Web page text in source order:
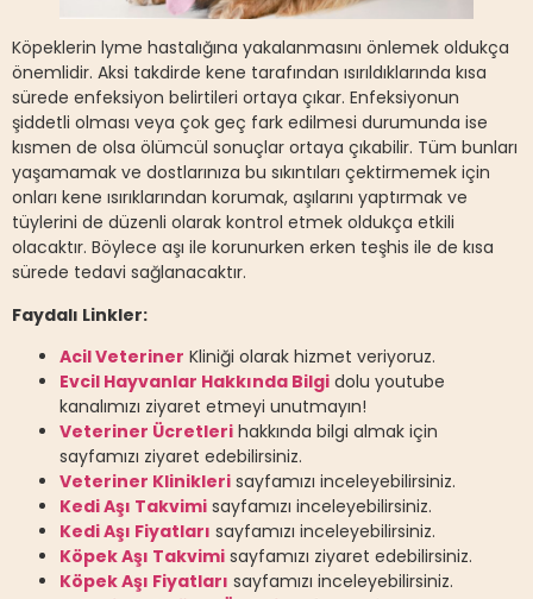
Köpeklerin lyme hastalığına yakalanmasını önlemek oldukça
önemlidir. Aksi takdirde kene tarafından ısırıldıklarında kısa
sürede enfeksiyon belirtileri ortaya çıkar. Enfeksiyonun
şiddetli olması veya çok geç fark edilmesi durumunda ise
kısmen de olsa ölümcül sonuçlar ortaya çıkabilir. Tüm bunları
yaşamamak ve dostlarınıza bu sıkıntıları çektirmemek için
onları kene ısırıklarından korumak, aşılarını yaptırmak ve
tüylerini de düzenli olarak kontrol etmek oldukça etkili
olacaktır. Böylece aşı ile korunurken erken teşhis ile de kısa
sürede tedavi sağlanacaktır.
Faydalı Linkler:
Acil Veteriner Kliniği olarak hizmet veriyoruz.
Evcil Hayvanlar Hakkında Bilgi dolu youtube
kanalımızı ziyaret etmeyi unutmayın!
Veteriner Ücretleri hakkında bilgi almak için
sayfamızı ziyaret edebilirsiniz.
Veteriner Klinikleri sayfamızı inceleyebilirsiniz.
Kedi Aşı Takvimi sayfamızı inceleyebilirsiniz.
Kedi Aşı Fiyatları sayfamızı inceleyebilirsiniz.
Köpek Aşı Takvimi sayfamızı ziyaret edebilirsiniz.
Köpek Aşı Fiyatları sayfamızı inceleyebilirsiniz.